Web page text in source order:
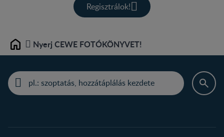
Regisztrálok!
Home Nyerj CEWE FOTÓKÖNYVET!